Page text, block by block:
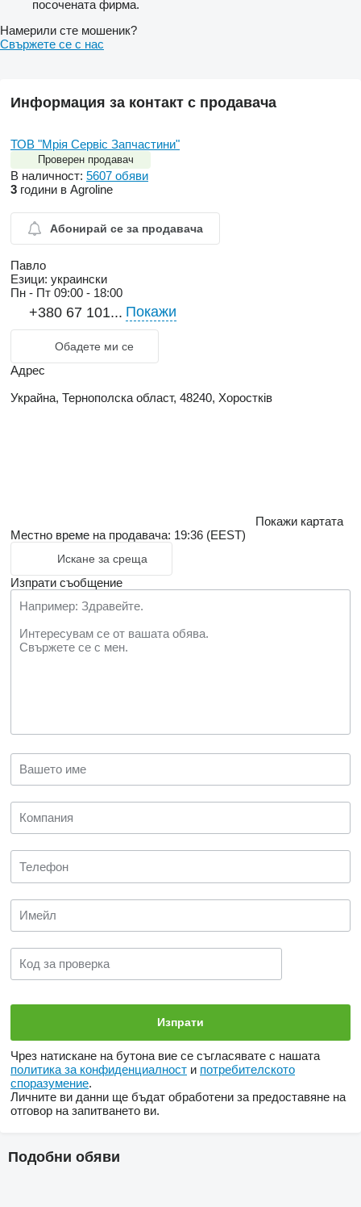
посочената фирма.
Намерили сте мошеник?
Свържете се с нас
Информация за контакт с продавача
ТОВ "Мрія Сервіс Запчастини"
Проверен продавач
В наличност: 5607 обяви
3 години в Agroline
Абонирай се за продавача
Павло
Езици: украински
Пн - Пт 09:00 - 18:00
+380 67 101... Покажи
Обадете ми се
Адрес
Украйна, Тернополска област, 48240, Хоростків
Покажи картата
Местно време на продавача: 19:36 (EEST)
Искане за среща
Изпрати съобщение
Чрез натискане на бутона вие се съгласявате с нашата
политика за конфиденциалност и потребителското
споразумение.
Личните ви данни ще бъдат обработени за предоставяне на
отговор на запитването ви.
Подобни обяви